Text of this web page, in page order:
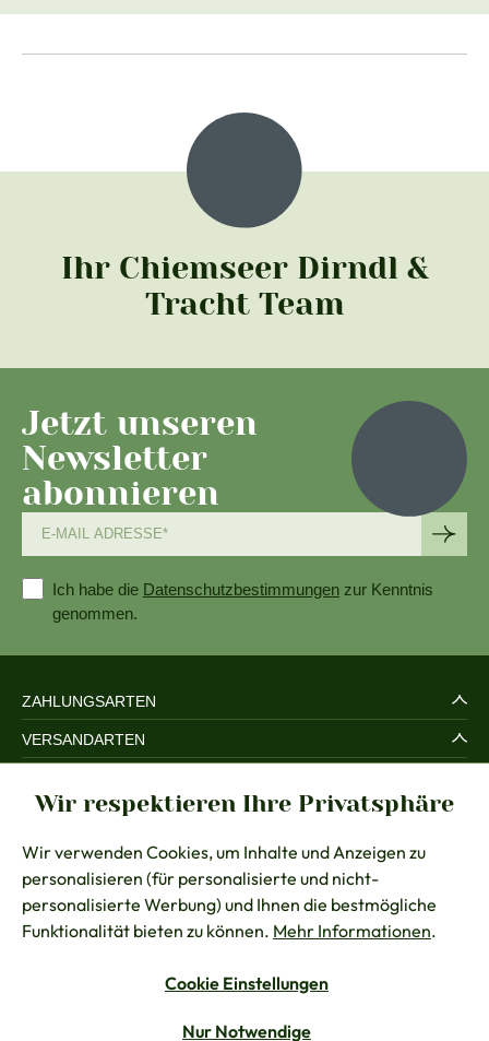
Ihr Chiemseer Dirndl &
Tracht Team
Jetzt unseren
Newsletter
abonnieren
Ich habe die Datenschutzbestimmungen zur Kenntnis
genommen.
ZAHLUNGSARTEN
VERSANDARTEN
RECHTLICHES
BERATUNG
KONTAKT
Vertrag widerrufen
Wir respektieren Ihre Privatsphäre
Wir verwenden Cookies, um Inhalte und Anzeigen zu
personalisieren (für personalisierte und nicht-
personalisierte Werbung) und Ihnen die bestmögliche
Funktionalität bieten zu können. Mehr Informationen.
Cookie Einstellungen
Nur Notwendige